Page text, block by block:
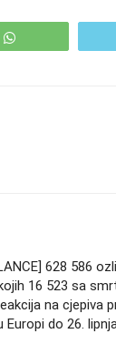
628 586
16 523 sa
na cjepiva
Europi do 26.